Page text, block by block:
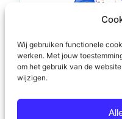
Wij gebruiken functionele
werken. Met jouw
om het gebruik van de
wijzigen.
De uitdaging
doorgehakt. Hij